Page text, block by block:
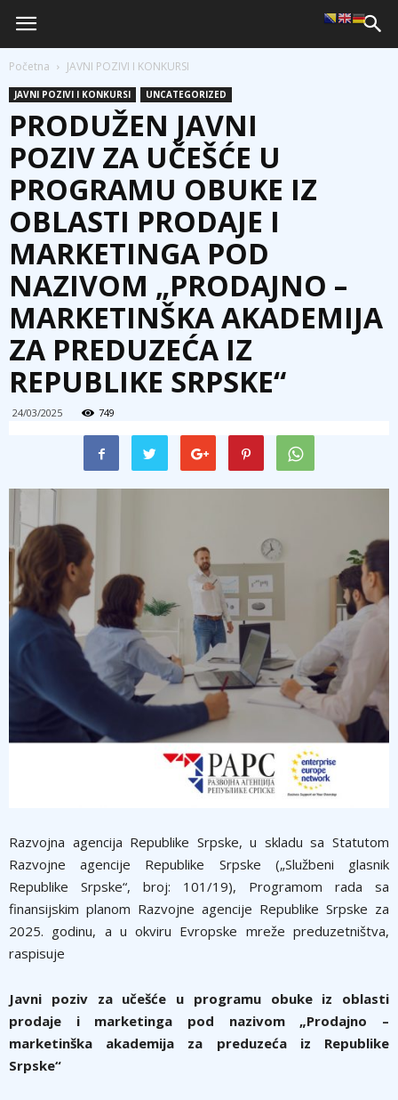
Početna JAVNI POZIVI I KONKURSI
JAVNI POZIVI I KONKURSI UNCATEGORIZED
PRODUŽEN JAVNI
POZIV ZA UČEŠĆE U
PROGRAMU OBUKE IZ
OBLASTI PRODAJE I
MARKETINGA POD
NAZIVOM „PRODAJNO –
MARKETINŠKA AKADEMIJA
ZA PREDUZEĆA IZ
REPUBLIKE SRPSKE“
24/03/2025 749
Razvojna agencija Republike Srpske, u skladu sa Statutom
Razvojne agencije Republike Srpske („Službeni glasnik
Republike Srpske“, broj: 101/19), Programom rada sa
finansijskim planom Razvojne agencije Republike Srpske za
2025. godinu, a u okviru Evropske mreže preduzetništva,
raspisuje
Javni poziv za učešće u programu obuke iz oblasti
prodaje i marketinga pod nazivom „Prodajno –
marketinška akademija za preduzeća iz Republike
Srpske“